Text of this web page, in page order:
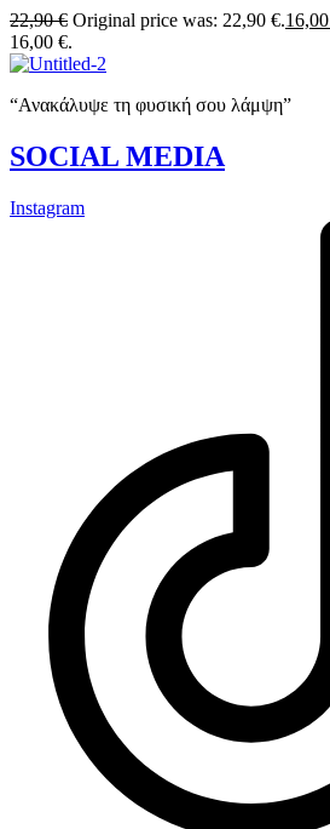
22,90€ Original price was: 22,90 €.16,00
16,00 €.
“Ανακάλυψε τη φυσική σου λάμψη”
SOCIAL MEDIA
Instagram